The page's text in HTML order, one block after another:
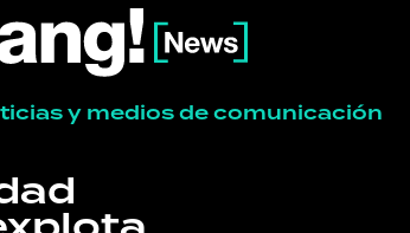
y medios de comunicación